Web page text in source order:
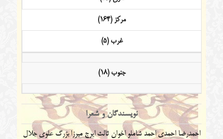
مرکز (164)
غرب (5)
جنوب (18)
نویسندگان و شعرا
احمدرضا احمدیاحمد شاملو اخوان ثالث ایرج میرزابزرگ علوی جلال